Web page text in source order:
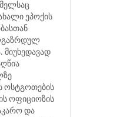
ეპოქის
მიუხედავად
ოსტგოთების
ოფიციოზის
და